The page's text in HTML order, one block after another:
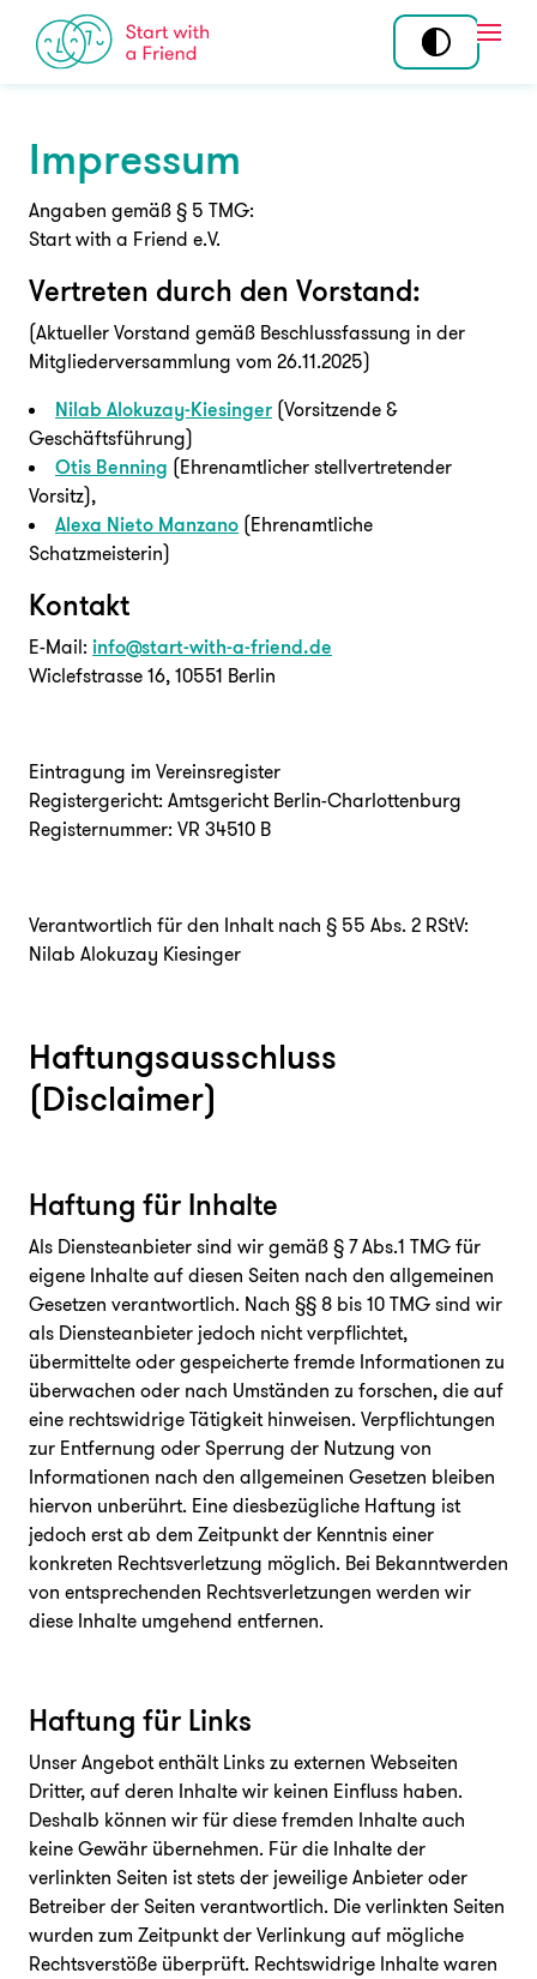
Skip to content
Mitmachen
Tandem
Community
Ehrenamt
Koordination am
Standort
Angebot
Team
Wirkung
Programme
News
FAQ Presse Jobs Login
Impressum
Angaben gemäß § 5 TMG:
Start with a Friend e.V.
Vertreten durch den Vorstand:
(Aktueller Vorstand gemäß Beschlussfassung in der
Mitgliederversammlung vom 26.11.2025)
Nilab Alokuzay-Kiesinger (Vorsitzende &
Geschäftsführung)
Otis Benning (Ehrenamtlicher stellvertretender
Vorsitz),
Alexa Nieto Manzano (Ehrenamtliche
Schatzmeisterin)
Kontakt
E-Mail: info@start-with-a-friend.de
Wiclefstrasse 16, 10551 Berlin
Eintragung im Vereinsregister
Registergericht: Amtsgericht Berlin-Charlottenburg
Registernummer: VR 34510 B
Verantwortlich für den Inhalt nach § 55 Abs. 2 RStV:
Nilab Alokuzay Kiesinger
Haftungsausschluss
(Disclaimer)
Haftung für Inhalte
Als Diensteanbieter sind wir gemäß § 7 Abs.1 TMG für
eigene Inhalte auf diesen Seiten nach den allgemeinen
Gesetzen verantwortlich. Nach §§ 8 bis 10 TMG sind wir
als Diensteanbieter jedoch nicht verpflichtet,
übermittelte oder gespeicherte fremde Informationen zu
überwachen oder nach Umständen zu forschen, die auf
eine rechtswidrige Tätigkeit hinweisen. Verpflichtungen
zur Entfernung oder Sperrung der Nutzung von
Informationen nach den allgemeinen Gesetzen bleiben
hiervon unberührt. Eine diesbezügliche Haftung ist
jedoch erst ab dem Zeitpunkt der Kenntnis einer
konkreten Rechtsverletzung möglich. Bei Bekanntwerden
von entsprechenden Rechtsverletzungen werden wir
diese Inhalte umgehend entfernen.
Haftung für Links
Unser Angebot enthält Links zu externen Webseiten
Dritter, auf deren Inhalte wir keinen Einfluss haben.
Deshalb können wir für diese fremden Inhalte auch
keine Gewähr übernehmen. Für die Inhalte der
verlinkten Seiten ist stets der jeweilige Anbieter oder
Betreiber der Seiten verantwortlich. Die verlinkten Seiten
wurden zum Zeitpunkt der Verlinkung auf mögliche
Rechtsverstöße überprüft. Rechtswidrige Inhalte waren